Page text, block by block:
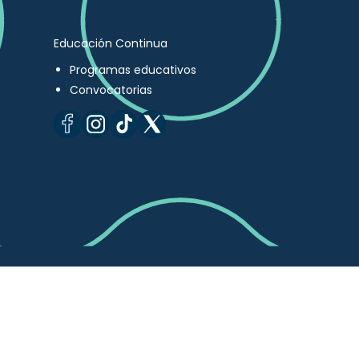
Educación Continua
Programas educativos
Convocatorias